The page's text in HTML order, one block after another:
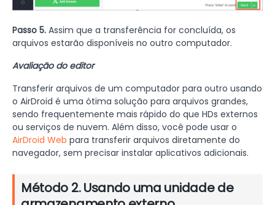
Passo 5. Assim que a transferência for concluída, os
arquivos estarão disponíveis no outro computador.
Avaliação do editor
Transferir arquivos de um computador para outro usando
o AirDroid é uma ótima solução para arquivos grandes,
sendo frequentemente mais rápido do que HDs externos
ou serviços de nuvem. Além disso, você pode usar o
AirDroid Web para transferir arquivos diretamente do
navegador, sem precisar instalar aplicativos adicionais.
Método 2. Usando uma unidade de